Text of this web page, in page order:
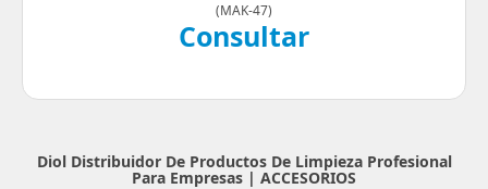
(MAK-47)
Consultar
Diol Distribuidor De Productos De Limpieza Profesional
Para Empresas | ACCESORIOS